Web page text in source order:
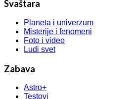
Svaštara
Planeta i univerzum
Misterije i fenomeni
Foto i video
Ludi svet
Zabava
Astro+
Testovi